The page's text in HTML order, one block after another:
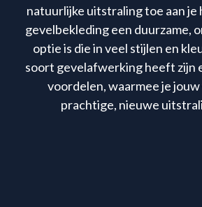
natuurlijke uitstraling toe aan je
gevelbekleding een duurzame,
optie is die in veel stijlen en
soort gevelafwerking heeft zijn
voordelen, waarmee je
prachtige, nieuwe